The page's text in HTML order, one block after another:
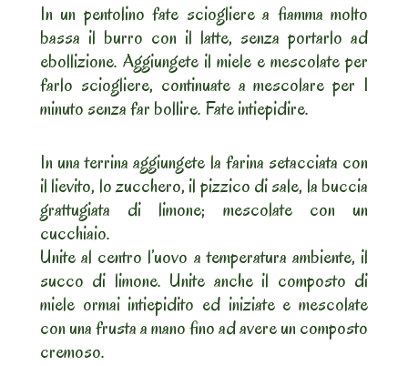
In un pentolino fate sciogliere a fiamma molto
bassa il burro con il latte, senza portarlo ad
ebollizione. Aggiungete il miele e mescolate per
farlo sciogliere, continuate a mescolare per 1
minuto senza far bollire. Fate intiepidire.
In una terrina aggiungete la farina setacciata con
il lievito, lo zucchero, il pizzico di sale, la buccia
grattugiata di limone; mescolate con un
cucchiaio.
Unite al centro l’uovo a temperatura ambiente, il
succo di limone. Unite anche il composto di
miele ormai intiepidito ed iniziate e mescolate
con una frusta a mano fino ad avere un composto
cremoso.